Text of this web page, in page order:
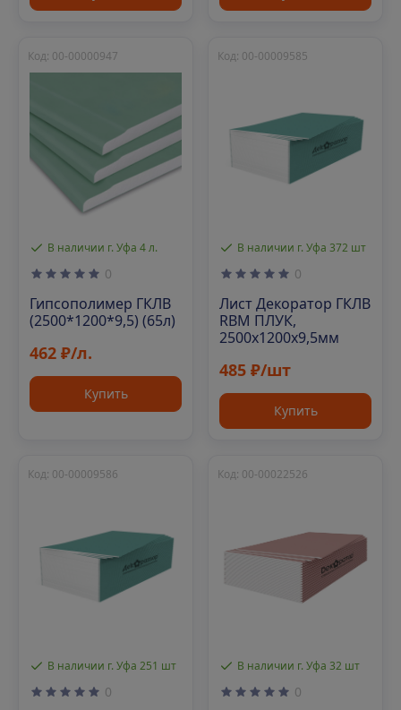
В наличии г. Уфа 4 л.
Код: 00-00000947
0
Гипсополимер ГКЛВ
(2500*1200*9,5) (65л)
462 ₽/л.
Купить
В наличии г. Уфа 372 шт
Код: 00-00009585
0
Лист Декоратор ГКЛВ
RBM ПЛУК,
2500х1200х9,5мм
485 ₽/шт
Купить
В наличии г. Уфа 251 шт
Код: 00-00009586
0
В наличии г. Уфа 32 шт
Код: 00-00022526
0